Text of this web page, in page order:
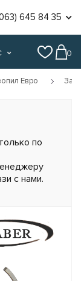
645 84 35
0
Евро
по
с нами.